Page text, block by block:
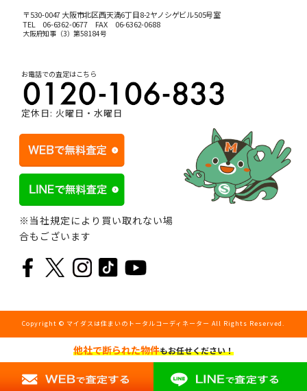
他社で断られた物件もお任せください！
〒530-0047 大阪市北区西天満6丁目8-2ヤノシゲビル505号室
TEL 06-6362-0677FAX 06-6362-0688
大阪府知事（3）第58184号
お電話での査定はこちら
定休日: 火曜日・水曜日
※当社規定により買い取れない場
合もございます
Copyright © マイダスは住まいのトータルコーディネーター All Rights Reserved.